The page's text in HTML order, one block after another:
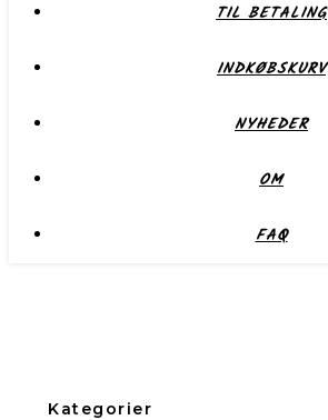
TIL BETALING
INDKØBSKURV
NYHEDER
OM
FAQ
Kategorier